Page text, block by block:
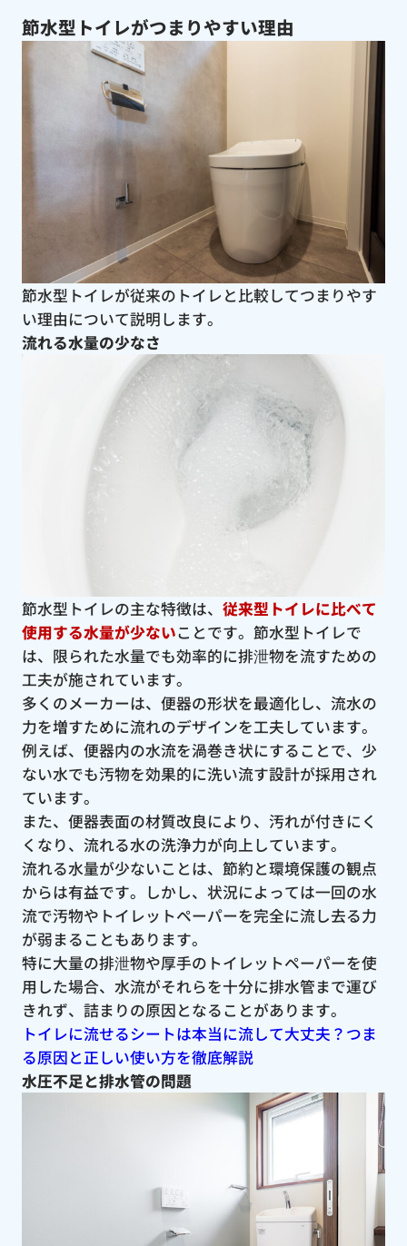
節水型トイレがつまりやすい理由
節水型トイレが従来のトイレと比較してつまりやす
い理由について説明します。
流れる水量の少なさ
節水型トイレの主な特徴は、 従来型トイレに比べて
使用する水量が少ないことです。節水型トイレで
は、限られた水量でも効率的に排泄物を流すための
工夫が施されています。
多くのメーカーは、便器の形状を最適化し、流水の
力を増すために流れのデザインを工夫しています。
例えば、便器内の水流を渦巻き状にすることで、少
ない水でも汚物を効果的に洗い流す設計が採用され
ています。
また、便器表面の材質改良により、汚れが付きにく
くなり、流れる水の洗浄力が向上しています。
流れる水量が少ないことは、節約と環境保護の観点
からは有益です。しかし、状況によっては一回の水
流で汚物やトイレットペーパーを完全に流し去る力
が弱まることもあります。
特に大量の排泄物や厚手のトイレットペーパーを使
用した場合、水流がそれらを十分に排水管まで運び
きれず、詰まりの原因となることがあります。
トイレに流せるシートは本当に流して大丈夫？つま
る原因と正しい使い方を徹底解説
水圧不足と排水管の問題